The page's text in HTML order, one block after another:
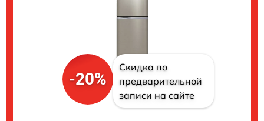
-20%
Скидка по
предварительной
записи на сайте